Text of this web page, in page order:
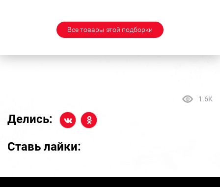
Все товары этой подборки
1.6K
Делись:
Ставь лайки: